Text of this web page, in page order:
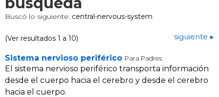
Buscó lo siguiente: central-nervous-system
(Ver resultados 1 a 10) siguiente
Sistema nervioso periférico Para Padres
El sistema nervioso periférico transporta información
desde el cuerpo hacia el cerebro y desde el cerebro
hacia el cuerpo.